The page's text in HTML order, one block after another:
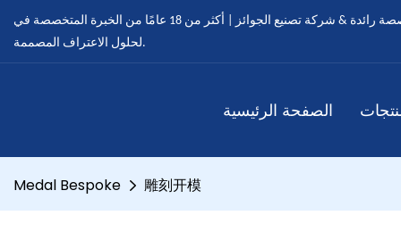
ميدالية مخصصة - ميداليات مخصصة رائدة & شركة تصنيع الجوائز | أكثر من 18 عامًا من الخبرة المتخصصة في OEM & خدمات ODM
لحلول الاعتراف المصممة.
الصفحة الرئيسية
Medal Bespoke 雕刻开模